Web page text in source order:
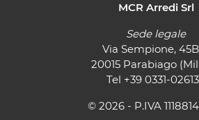
MCR Arredi Srl
Sede legale
Via Sempione,
20015 Parabiago
Tel +39 0331-
© 2026 - P.IVA